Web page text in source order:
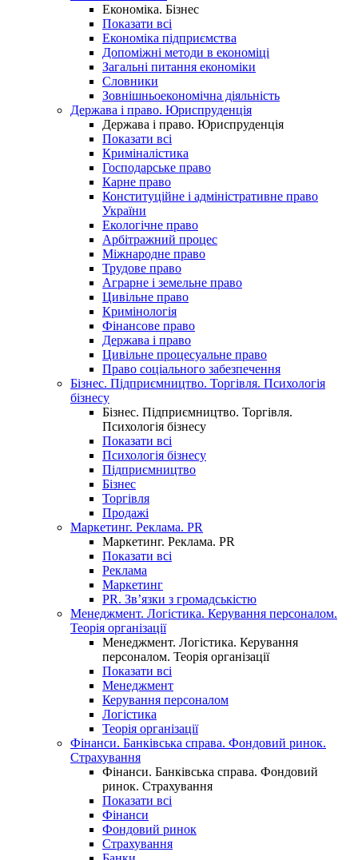
Економіка. Бізнес
Показати всі
Економіка підприємства
Допоміжні методи в економіці
Загальні питання економіки
Словники
Зовнішньоекономічна діяльність
Держава і право. Юриспруденція
Держава і право. Юриспруденція
Показати всі
Криміналістика
Господарське право
Карне право
Конституційне і адміністративне право
України
Екологічне право
Арбітражний процес
Міжнародне право
Трудове право
Аграрне і земельне право
Цивільне право
Кримінологія
Фінансове право
Держава і право
Цивільне процесуальне право
Право соціального забезпечення
Бізнес. Підприємництво. Торгівля. Психологія
бізнесу
Бізнес. Підприємництво. Торгівля.
Психологія бізнесу
Показати всі
Психологія бізнесу
Підприємництво
Бізнес
Торгівля
Продажі
Маркетинг. Реклама. PR
Маркетинг. Реклама. PR
Показати всі
Реклама
Маркетинг
PR. Зв’язки з громадськістю
Менеджмент. Логістика. Керування персоналом.
Теорія організації
Менеджмент. Логістика. Керування
персоналом. Теорія організації
Показати всі
Менеджмент
Керування персоналом
Логістика
Теорія організації
Фінанси. Банківська справа. Фондовий ринок.
Страхування
Фінанси. Банківська справа. Фондовий
ринок. Страхування
Показати всі
Фінанси
Фондовий ринок
Страхування